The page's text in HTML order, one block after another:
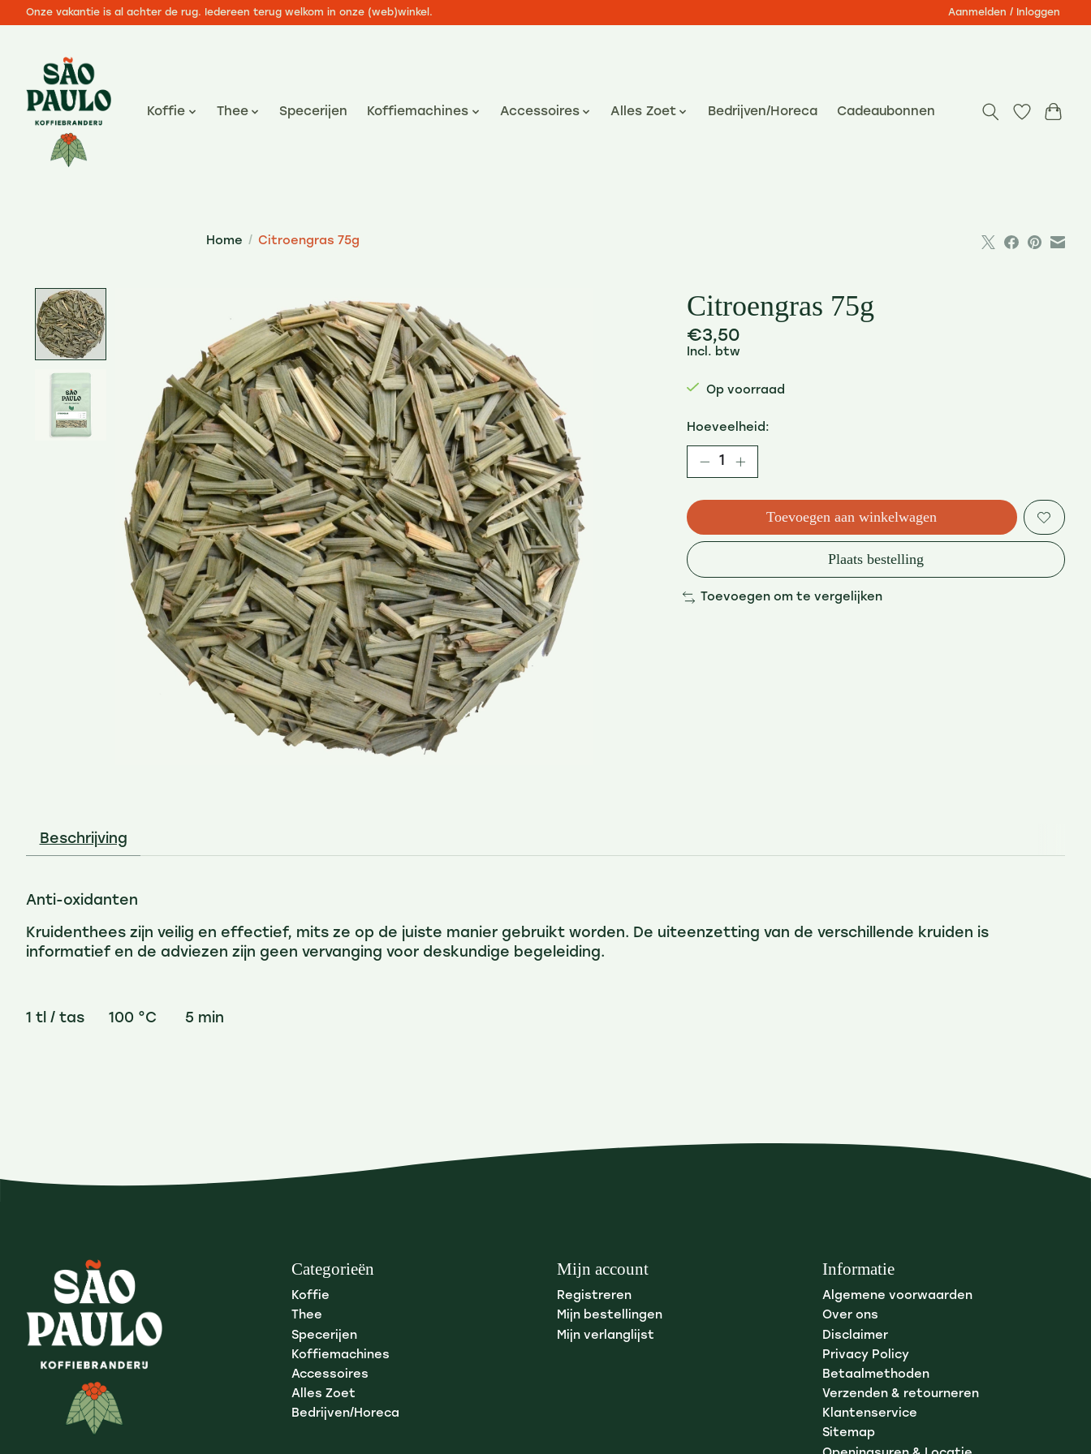
Onze vakantie is al achter de rug. Iedereen terug welkom in onze (web)winkel. Aanmelden / Inloggen
Koffie Thee Specerijen Koffiemachines Accessoires Alles Zoet Bedrijven/Horeca Cadeaubonnen
Home / Citroengras 75g
Citroengras 75g
€3,50
Incl. btw
Op voorraad
Hoeveelheid:
Toevoegen aan winkelwagen
Plaats bestelling
Toevoegen om te vergelijken
Beschrijving
Anti-oxidanten
Kruidenthees zijn veilig en effectief, mits ze op de juiste manier gebruikt worden. De uiteenzetting van de verschillende kruiden is
informatief en de adviezen zijn geen vervanging voor deskundige begeleiding.
1 tl / tas 100 °C 5 min
Categorieën
Koffie
Thee
Specerijen
Koffiemachines
Accessoires
Alles Zoet
Bedrijven/Horeca
Mijn account
Registreren
Mijn bestellingen
Mijn verlanglijst
Informatie
Algemene voorwaarden
Over ons
Disclaimer
Privacy Policy
Betaalmethoden
Verzenden & retourneren
Klantenservice
Sitemap